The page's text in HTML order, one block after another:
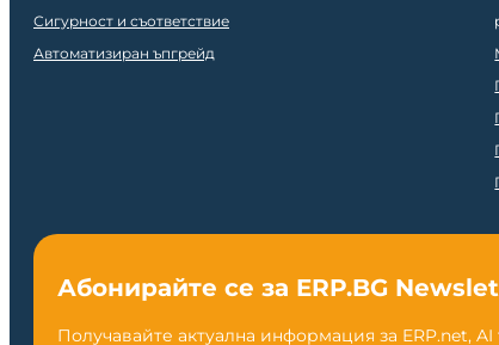
Сигурност и съответствие
Автоматизиран ъпгрейд
Абонирайте се за ERP.BG
Получавайте актуална информация за ERP.net,